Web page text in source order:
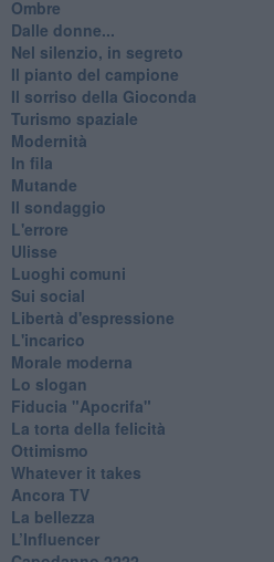
Ombre
Dalle donne...
Nel silenzio, in segreto
Il pianto del campione
Il sorriso della Gioconda
Turismo spaziale
Modernità
In fila
Mutande
Il sondaggio
L'errore
Ulisse
Luoghi comuni
Sui social
Libertà d'espressione
L'incarico
Morale moderna
Lo slogan
Fiducia "Apocrifa"
La torta della felicità
Ottimismo
Whatever it takes
Ancora TV
La bellezza
L’Influencer